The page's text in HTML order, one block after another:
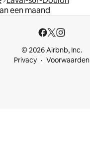
een maand
© 2026 Airbnb, Inc.
Privacy
Voorwaarden